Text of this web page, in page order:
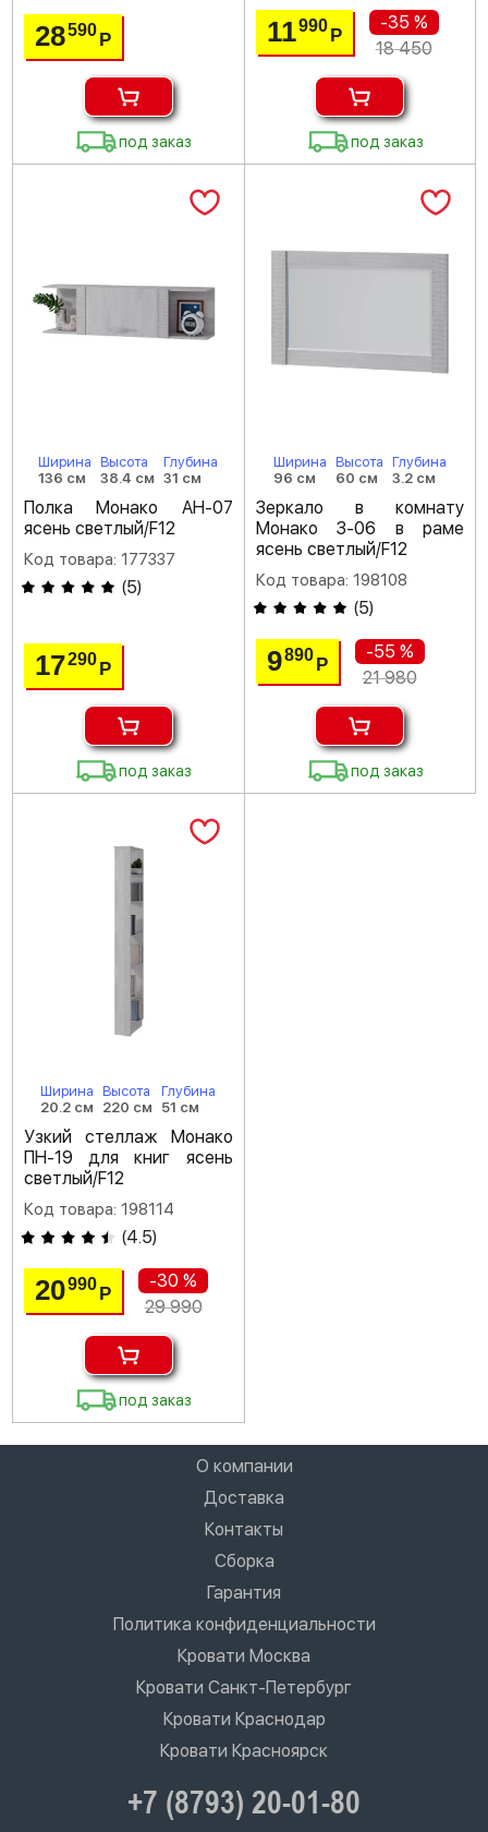
28590Р
под заказ
11990 Р
-35 %
18 450
под заказ
Ширина
136 см
Высота
38.4 см
Глубина
31 см
Полка Монако АН-07
ясень светлый/F12
Код товара: 177337
(5)
17290Р
под заказ
Ширина
96 см
Высота
60 см
Глубина
3.2 см
Зеркало в комнату
Монако З-06 в раме
ясень светлый/F12
Код товара: 198108
(5)
9890 Р
-55 %
21 980
под заказ
Ширина
20.2 см
Высота
220 см
Глубина
51 см
Узкий стеллаж Монако
ПН-19 для книг ясень
светлый/F12
Код товара: 198114
(4.5)
20990Р
-30 %
29 990
под заказ
О компании
Доставка
Контакты
Сборка
Гарантия
Политика конфиденциальности
Кровати Москва
Кровати Санкт-Петербург
Кровати Краснодар
Кровати Красноярск
+7 (8793) 20-01-80